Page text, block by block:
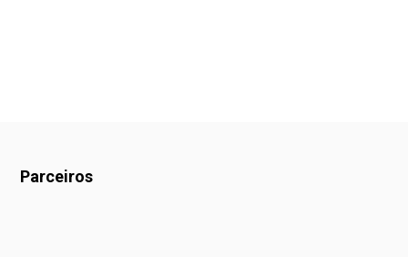
Parceiros